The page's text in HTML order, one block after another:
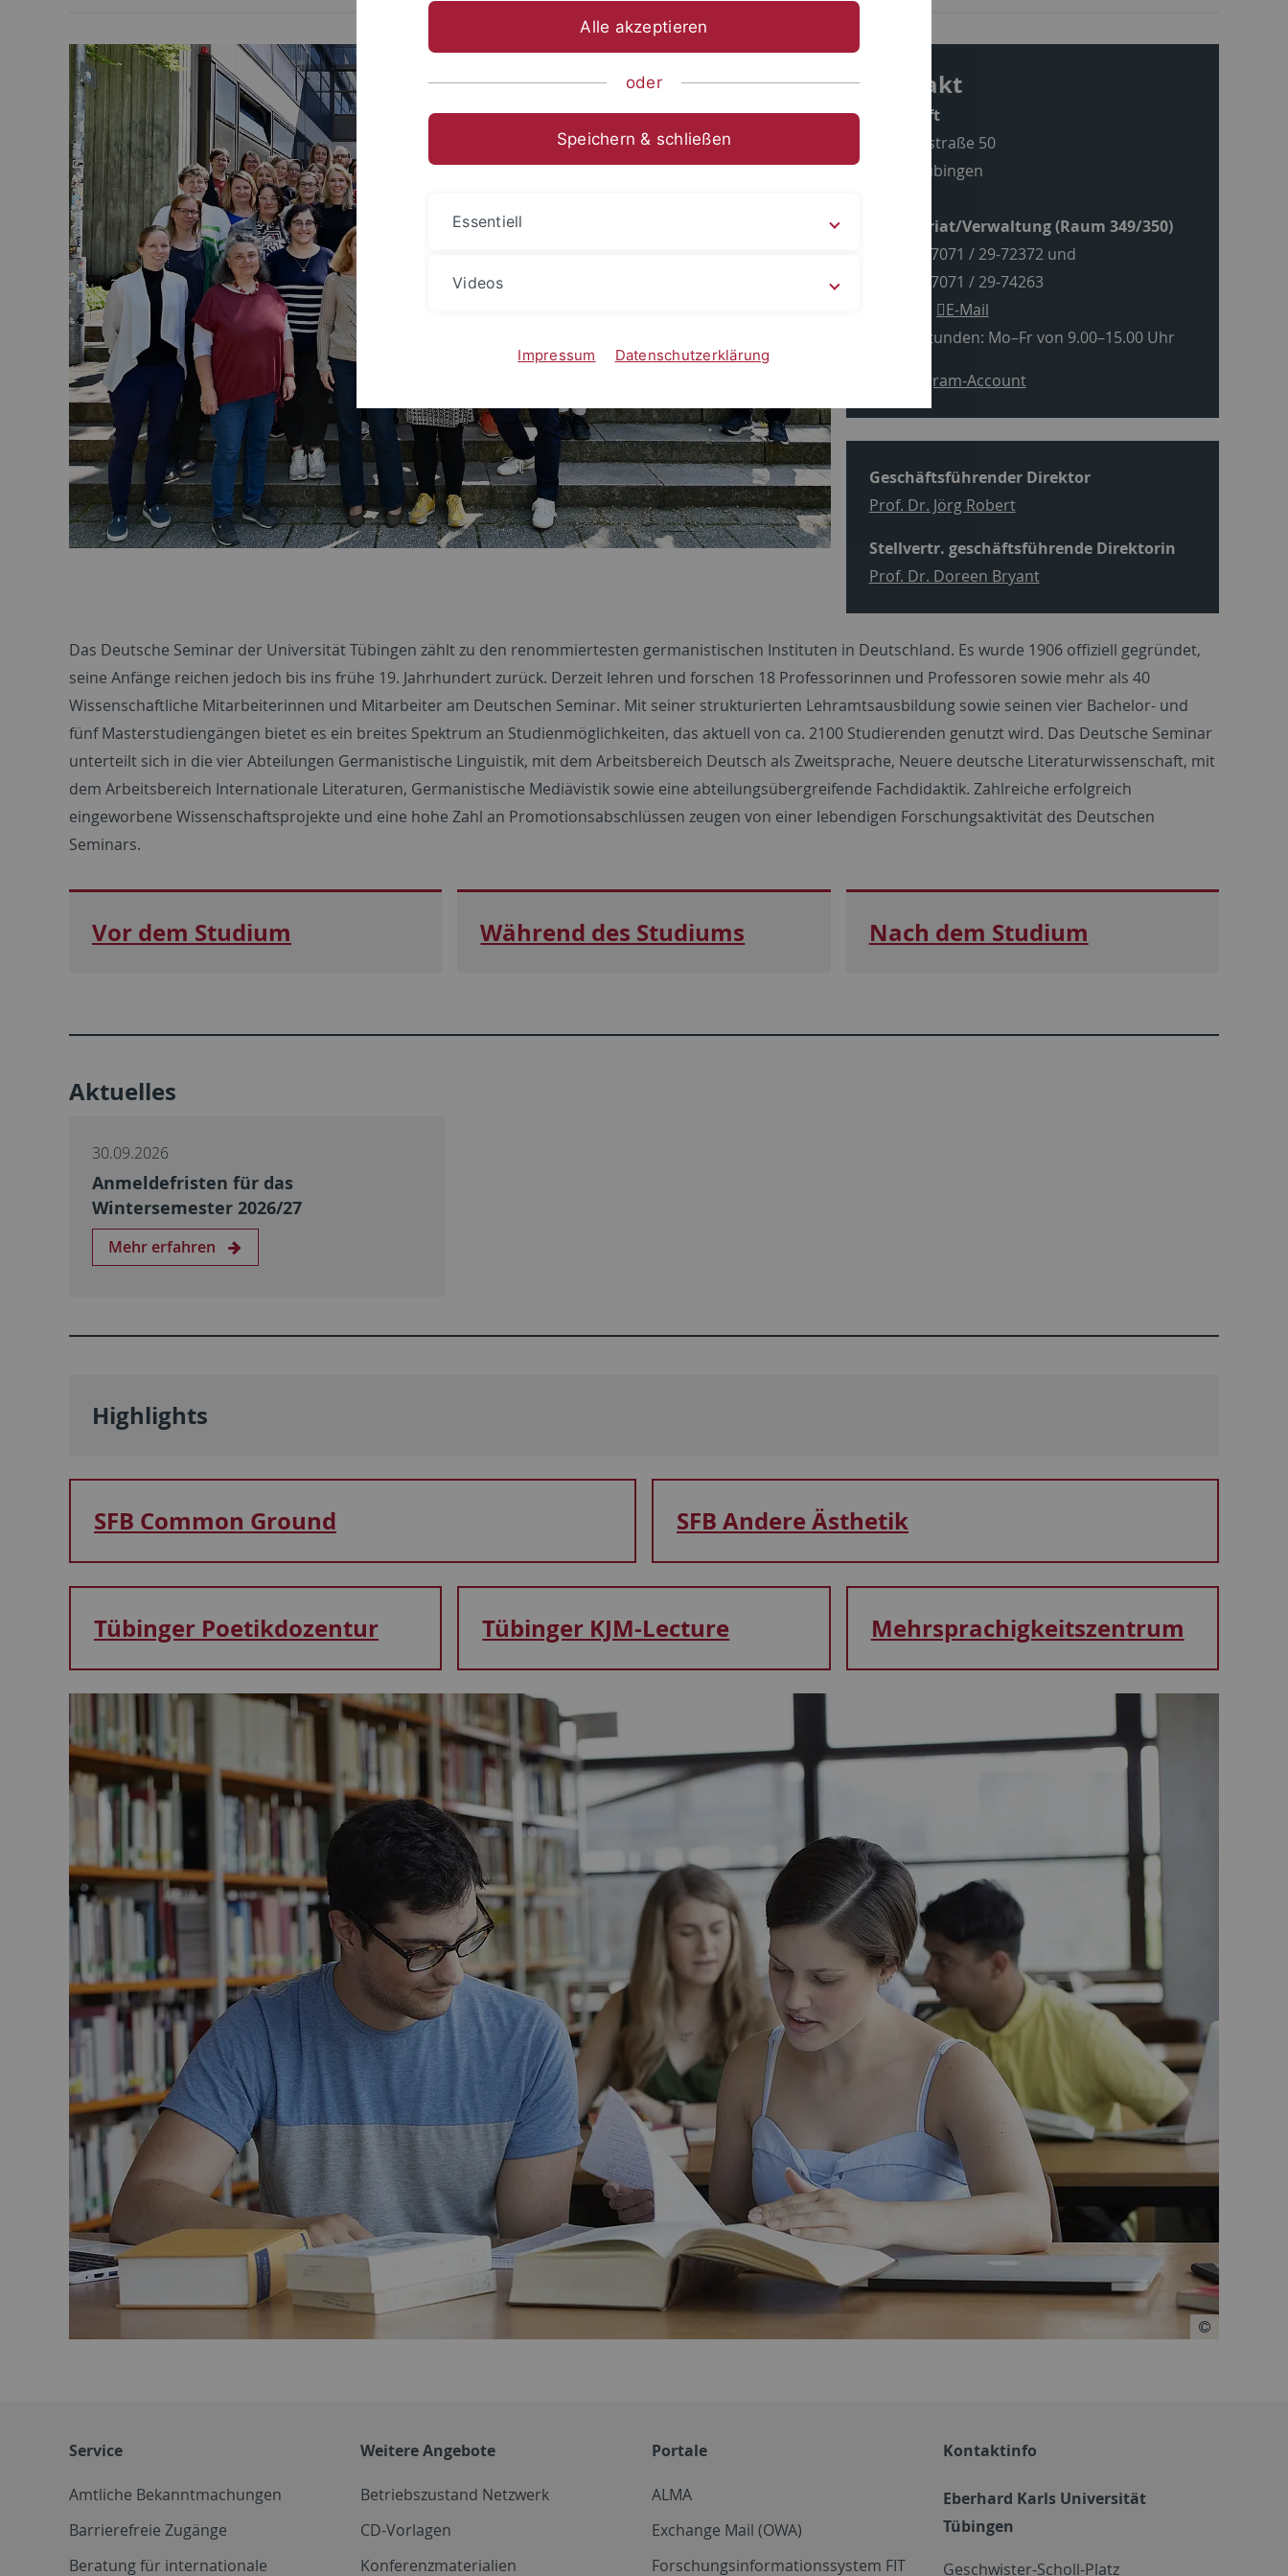
Kontakt
Anschrift
Wilhelmstraße 50
72074 Tübingen
Sekretariat/Verwaltung (Raum 349/350)
Tel.: +49 7071 / 29-72372 und
Tel.: +49 7071 / 29-74263
oder per
E-Mail
Sprechstunden: Mo–Fr von 9.00–15.00 Uhr
Instagram-Account
Geschäftsführender Direktor
Prof. Dr. Jörg Robert
Stellvertr. geschäftsführende Direktorin
Prof. Dr. Doreen Bryant
Das Deutsche Seminar der Universität Tübingen zählt zu den renommiertesten germanistischen Instituten in Deutschland. Es wurde 1906 offiziell gegründet,
seine Anfänge reichen jedoch bis ins frühe 19. Jahrhundert zurück. Derzeit lehren und forschen 18 Professorinnen und Professoren sowie mehr als 40
Wissenschaftliche Mitarbeiterinnen und Mitarbeiter am Deutschen Seminar. Mit seiner strukturierten Lehramtsausbildung sowie seinen vier Bachelor- und
fünf Masterstudiengängen bietet es ein breites Spektrum an Studienmöglichkeiten, das aktuell von ca. 2100 Studierenden genutzt wird. Das Deutsche Seminar
unterteilt sich in die vier Abteilungen Germanistische Linguistik, mit dem Arbeitsbereich Deutsch als Zweitsprache, Neuere deutsche Literaturwissenschaft, mit
dem Arbeitsbereich Internationale Literaturen, Germanistische Mediävistik sowie eine abteilungsübergreifende Fachdidaktik. Zahlreiche erfolgreich
eingeworbene Wissenschaftsprojekte und eine hohe Zahl an Promotionsabschlüssen zeugen von einer lebendigen Forschungsaktivität des Deutschen
Seminars.
Vor dem Studium Während des Studiums Nach dem Studium
Aktuelles
30.09.2026
Anmeldefristen für das
Wintersemester 2026/27
Mehr erfahren
Highlights
SFB Common Ground SFB Andere Ästhetik
Tübinger Poetikdozentur Tübinger KJM-Lecture Mehrsprachigkeitszentrum
Service
Amtliche Bekanntmachungen
Barrierefreie Zugänge
Beratung für internationale
Weitere Angebote
Betriebszustand Netzwerk
CD-Vorlagen
Konferenzmaterialien
Portale
ALMA
Exchange Mail (OWA)
Forschungsinformationssystem FIT
Kontaktinfo
Eberhard Karls Universität
Tübingen
Geschwister-Scholl-Platz
Alle akzeptieren
oder
Speichern & schließen
Essentiell
Videos
Impressum Datenschutzerklärung